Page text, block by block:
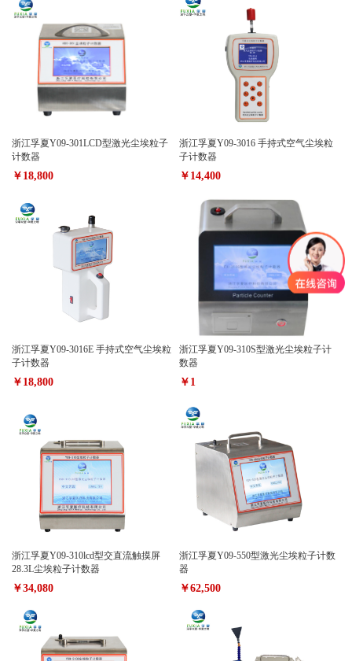
浙江孚夏Y09-301LCD型激光尘埃粒子
计数器
￥18,800
浙江孚夏Y09-3016 手持式空气尘埃粒
子计数器
￥14,400
浙江孚夏Y09-3016E 手持式空气尘埃粒
子计数器
￥18,800
浙江孚夏Y09-310S型激光尘埃粒子计
数器
￥1
浙江孚夏Y09-310lcd型交直流触摸屏
28.3L尘埃粒子计数器
￥34,080
浙江孚夏Y09-550型激光尘埃粒子计数
器
￥62,500